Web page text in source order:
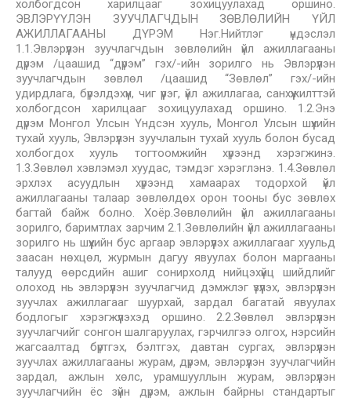
холбогдсон харилцааг зохицуулахад оршино.
ЭВЛЭРҮҮЛЭН ЗУУЧЛАГЧДЫН ЗӨВЛӨЛИЙН ҮЙЛ
АЖИЛЛАГААНЫ ДҮРЭМ Нэг.Нийтлэг үндэслэл
1.1.Эвлэрүүлэн зуучлагчдын зөвлөлийн үйл ажиллагааны
дүрэм /цаашид “дүрэм” гэх/-ийн зорилго нь Эвлэрүүлэн
зуучлагчдын зөвлөл /цаашид “Зөвлөл” гэх/-ийн
удирдлага, бүрэлдэхүүн, чиг үүрэг, үйл ажиллагаа, санхүүжилттэй
холбогдсон харилцааг зохицуулахад оршино. 1.2.Энэ
дүрэм Монгол Улсын Үндсэн хууль, Монгол Улсын шүүхийн
тухай хууль, Эвлэрүүлэн зуучлалын тухай хууль болон бусад
холбогдох хууль тогтоомжийн хүрээнд хэрэгжинэ.
1.3.Зөвлөл хэвлэмэл хуудас, тэмдэг хэрэглэнэ. 1.4.Зөвлөл
эрхлэх асуудлын хүрээнд хамаарах тодорхой үйл
ажиллагааны талаар зөвлөлдөх орон тооны бус зөвлөх
багтай байж болно. Хоёр.Зөвлөлийн үйл ажиллагааны
зорилго, баримтлах зарчим 2.1.Зөвлөлийн үйл ажиллагааны
зорилго нь шүүхийн бус аргаар эвлэрүүлэх ажиллагааг хуульд
заасан нөхцөл, журмын дагуу явуулах болон маргааны
талууд өөрсдийн ашиг сонирхолд нийцэхүйц шийдлийг
олоход нь эвлэрүүлэн зуучлагчид дэмжлэг үзүүлэх, эвлэрүүлэн
зуучлах ажиллагааг шуурхай, зардал багатай явуулах
бодлогыг хэрэгжүүлэхэд оршино. 2.2.Зөвлөл эвлэрүүлэн
зуучлагчийг сонгон шалгаруулах, гэрчилгээ олгох, нэрсийн
жагсаалтад бүртгэх, бэлтгэх, давтан сургах, эвлэрүүлэн
зуучлах ажиллагааны журам, дүрэм, эвлэрүүлэн зуучлагчийн
зардал, ажлын хөлс, урамшууллын журам, эвлэрүүлэн
зуучлагчийн ёс зүйн дүрэм, ажлын байрны стандартыг